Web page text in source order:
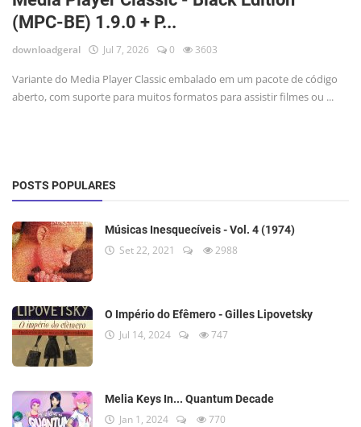
(MPC-BE) 1.9.0 + P...
downloadgeral Jul 7, 2026 0 3603
Variante do Media Player Classic embalado em um pacote de código
aberto, com suporte para muitos formatos para assistir filmes ou ...
POSTS POPULARES
Músicas Inesquecíveis - Vol. 4 (1974)
Set 22, 2021 2988
O Império do Efêmero - Gilles Lipovetsky
Jul 14, 2024 747
Melia Keys In... Quantum Decade
Jan 1, 2024 770